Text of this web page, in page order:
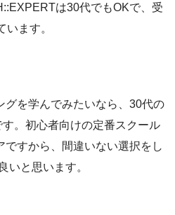
は30代でもOKで、受
ます。
グを学んでみたいなら、30代の
。初心者向けの定番スクール
ですから、間違いない選択をし
いと思います。